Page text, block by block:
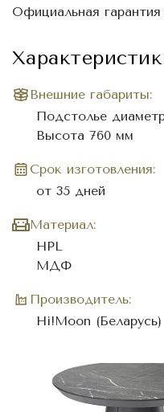
Официальная
Внешние габариты:
Подстолье
Высота 760 мм
Cрок изготовления:
от 35 дней
Материал:
HPL
МДФ
Производитель:
Hi!Moon (Беларусь)